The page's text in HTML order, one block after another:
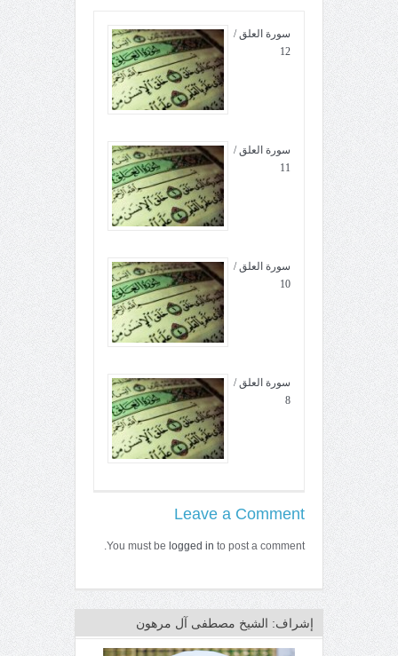
سورة العلق /
12
سورة العلق /
11
سورة العلق /
10
سورة العلق /
8
Leave a Comment
You must be logged in to post a comment.
إشراف: الشيخ مصطفى آل مرهون